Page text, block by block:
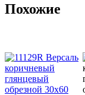
Похожие